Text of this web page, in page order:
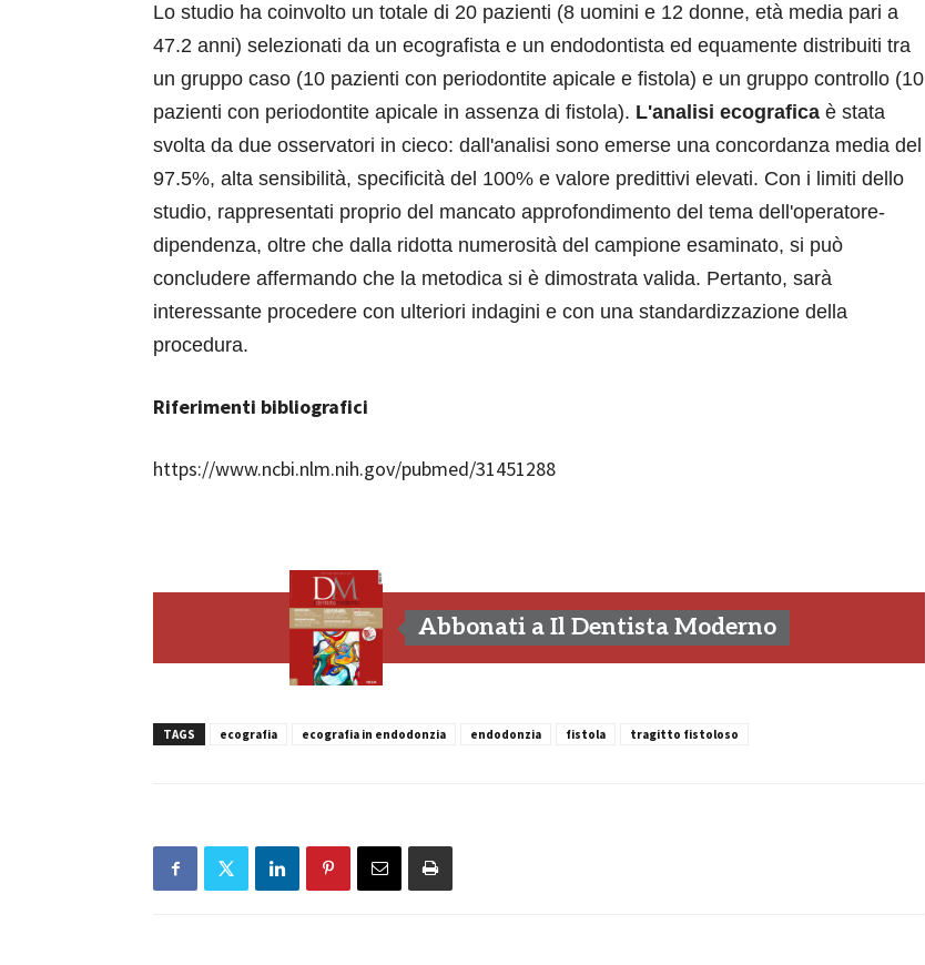
Lo studio ha coinvolto un totale di 20 pazienti (8 uomini e 12 donne, età media pari a
47.2 anni) selezionati da un ecografista e un endodontista ed equamente distribuiti tra
un gruppo caso (10 pazienti con periodontite apicale e fistola) e un gruppo controllo (10
pazienti con periodontite apicale in assenza di fistola). L'analisi ecografica è stata
svolta da due osservatori in cieco: dall'analisi sono emerse una concordanza media del
97.5%, alta sensibilità, specificità del 100% e valore predittivi elevati. Con i limiti dello
studio, rappresentati proprio del mancato approfondimento del tema dell'operatore-
dipendenza, oltre che dalla ridotta numerosità del campione esaminato, si può
concludere affermando che la metodica si è dimostrata valida. Pertanto, sarà
interessante procedere con ulteriori indagini e con una standardizzazione della
procedura.
Riferimenti bibliografici
https://www.ncbi.nlm.nih.gov/pubmed/31451288
Abbonati a Il Dentista Moderno
TAGS ecografia ecografia in endodonzia endodonzia fistola tragitto fistoloso